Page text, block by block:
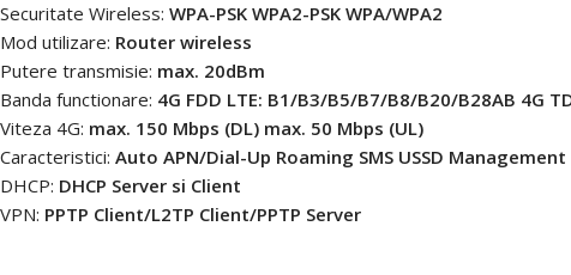
Securitate Wireless: WPA-PSK WPA2-PSK WPA/WPA2
Mod utilizare: Router wireless
Putere transmisie: max. 20dBm
Banda functionare: 4G FDD LTE: B1/B3/B5/B7/B8/B20/B28AB 4G
Viteza 4G: max. 150 Mbps (DL) max. 50 Mbps (UL)
Caracteristici: Auto APN/Dial-Up Roaming SMS USSD
DHCP: DHCP Server si Client
VPN: PPTP Client/L2TP Client/PPTP Server